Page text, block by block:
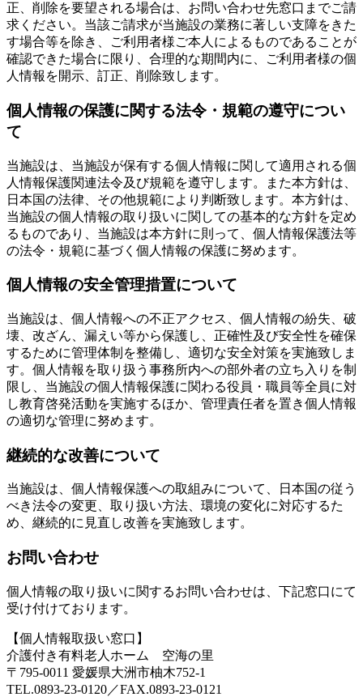
正、削除を要望される場合は、お問い合わせ先窓口までご請
求ください。当該ご請求が当施設の業務に著しい支障をきた
す場合等を除き、ご利用者様ご本人によるものであることが
確認できた場合に限り、合理的な期間内に、ご利用者様の個
人情報を開示、訂正、削除致します。
個人情報の保護に関する法令・規範の遵守につい
て
当施設は、当施設が保有する個人情報に関して適用される個
人情報保護関連法令及び規範を遵守します。また本方針は、
日本国の法律、その他規範により判断致します。本方針は、
当施設の個人情報の取り扱いに関しての基本的な方針を定め
るものであり、当施設は本方針に則って、個人情報保護法等
の法令・規範に基づく個人情報の保護に努めます。
個人情報の安全管理措置について
当施設は、個人情報への不正アクセス、個人情報の紛失、破
壊、改ざん、漏えい等から保護し、正確性及び安全性を確保
するために管理体制を整備し、適切な安全対策を実施致しま
す。個人情報を取り扱う事務所内への部外者の立ち入りを制
限し、当施設の個人情報保護に関わる役員・職員等全員に対
し教育啓発活動を実施するほか、管理責任者を置き個人情報
の適切な管理に努めます。
継続的な改善について
当施設は、個人情報保護への取組みについて、日本国の従う
べき法令の変更、取り扱い方法、環境の変化に対応するた
め、継続的に見直し改善を実施致します。
お問い合わせ
個人情報の取り扱いに関するお問い合わせは、下記窓口にて
受け付けております。
【個人情報取扱い窓口】
介護付き有料老人ホーム 空海の里
〒795-0011 愛媛県大洲市柚木752-1
TEL.0893-23-0120／FAX.0893-23-0121